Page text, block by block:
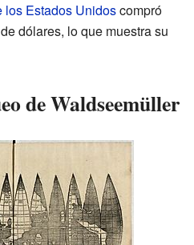
los Estados Unidoscompró
dólares, lo que muestra su
de Waldseemüller